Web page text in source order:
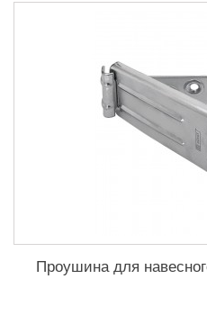
Проушина для